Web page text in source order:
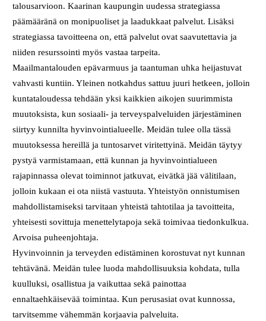
talousarvioon. Kaarinan kaupungin uudessa strategiassa
päämääränä on monipuoliset ja laadukkaat palvelut. Lisäksi
strategiassa tavoitteena on, että palvelut ovat saavutettavia ja
niiden resurssointi myös vastaa tarpeita.
Maailmantalouden epävarmuus ja taantuman uhka heijastuvat
vahvasti kuntiin. Yleinen notkahdus sattuu juuri hetkeen, jolloin
kuntataloudessa tehdään yksi kaikkien aikojen suurimmista
muutoksista, kun sosiaali- ja terveyspalveluiden järjestäminen
siirtyy kunnilta hyvinvointialueelle. Meidän tulee olla tässä
muutoksessa hereillä ja tuntosarvet viritettyinä. Meidän täytyy
pystyä varmistamaan, että kunnan ja hyvinvointialueen
rajapinnassa olevat toiminnot jatkuvat, eivätkä jää välitilaan,
jolloin kukaan ei ota niistä vastuuta. Yhteistyön onnistumisen
mahdollistamiseksi tarvitaan yhteistä tahtotilaa ja tavoitteita,
yhteisesti sovittuja menettelytapoja sekä toimivaa tiedonkulkua.
Arvoisa puheenjohtaja.
Hyvinvoinnin ja terveyden edistäminen korostuvat nyt kunnan
tehtävänä. Meidän tulee luoda mahdollisuuksia kohdata, tulla
kuulluksi, osallistua ja vaikuttaa sekä painottaa
ennaltaehkäisevää toimintaa. Kun perusasiat ovat kunnossa,
tarvitsemme vähemmän korjaavia palveluita.